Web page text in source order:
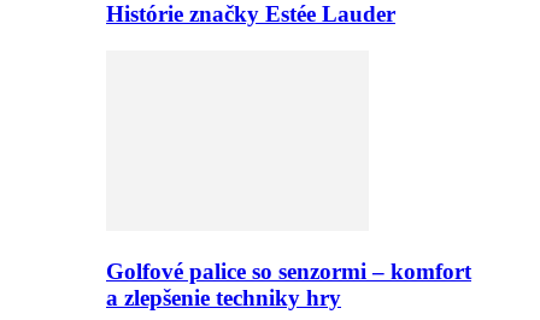
Histórie značky Estée Lauder
Golfové palice so senzormi – komfort
a zlepšenie techniky hry